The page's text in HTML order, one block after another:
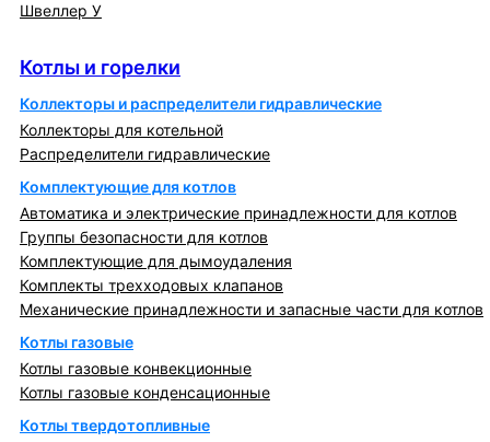
Швеллер У
Котлы и горелки
Коллекторы и распределители гидравлические
Коллекторы для котельной
Распределители гидравлические
Комплектующие для котлов
Автоматика и электрические принадлежности для котлов
Группы безопасности для котлов
Комплектующие для дымоудаления
Комплекты трехходовых клапанов
Механические принадлежности и запасные части для котлов
Котлы газовые
Котлы газовые конвекционные
Котлы газовые конденсационные
Котлы твердотопливные